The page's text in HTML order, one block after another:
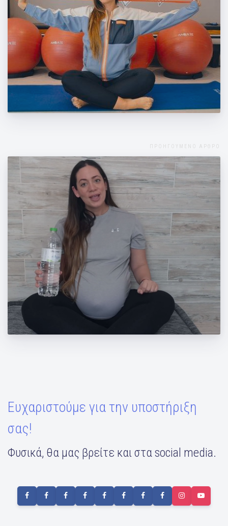
Ασκήσεις για όλο το σώμα με την βοήθεια
ενός λάστιχου
ΠΡΟΗΓΟΥΜΕΝΟ ΑΡΘΡΟ
Ασκήσεις στο σπίτι παρέα με το ΘΕΟΝΗ
Φυσικό Μεταλλικό Νερό
Ευχαριστούμε για την υποστήριξη
σας!
Φυσικά, θα μας βρείτε και στα social media.